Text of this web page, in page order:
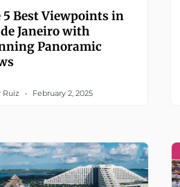
5 Best Viewpoints in
Janeiro with
Panoramic
Ruiz February 2, 2025